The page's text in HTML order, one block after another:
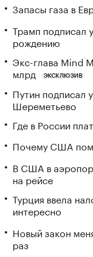
Запасы газа в
Трамп подписал
рождению
Экс-глава Mind
млрд
ЭКСКЛЮЗИВ
Путин подписал
Шереметьево
Где в России
Почему США
В США в
на рейсе
Турция ввела
интересно
Новый закон
раз